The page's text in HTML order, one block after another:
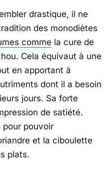
drastique, il ne
des monodiètes
comme la cure de
Cela équivaut à une
en apportant à
dont il a besoin
jours. Sa forte
de satiété.
pour pouvoir
et la ciboulette
plats.